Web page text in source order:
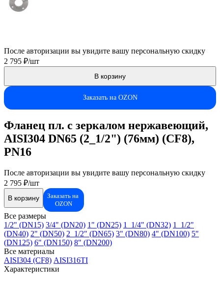
После авторизации вы увидите вашу персональную скидку
2 795 ₽/шт
В корзину
Заказать на OZON
Фланец пл. с зеркалом нержавеющий,
AISI304 DN65 (2_1/2") (76мм) (CF8),
РN16
После авторизации вы увидите вашу персональную скидку
2 795 ₽/шт
В корзину
Заказать на
OZON
Все размеры
1/2" (DN15) 3/4" (DN20) 1" (DN25) 1_1/4" (DN32) 1_1/2"
(DN40) 2" (DN50) 2_1/2" (DN65) 3" (DN80) 4" (DN100) 5"
(DN125) 6" (DN150) 8" (DN200)
Все материалы
AISI304 (CF8) AISI316TI
Характеристики